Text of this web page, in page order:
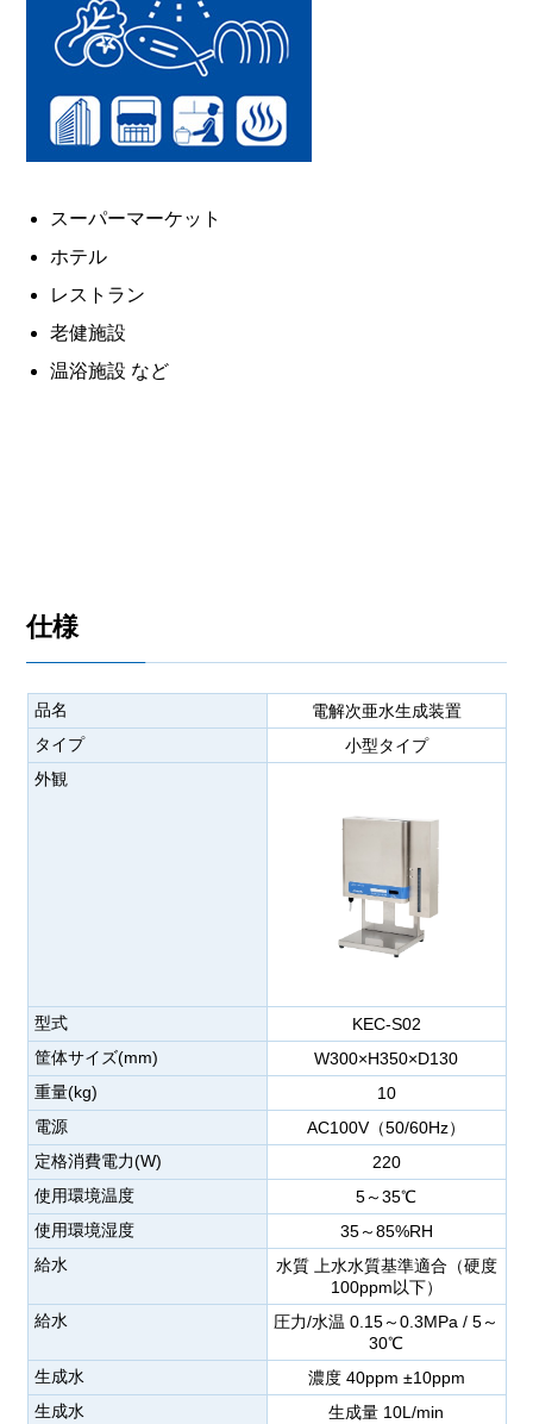
スーパーマーケット
ホテル
レストラン
老健施設
温浴施設 など
仕様
品名
電解次亜水生成装置
タイプ
小型タイプ
外観
型式
KEC-S02
筐体サイズ(mm)
W300×H350×D130
重量(kg)
10
電源
AC100V（50/60Hz）
定格消費電力(W)
220
使用環境温度
5～35℃
使用環境湿度
35～85%RH
給水
水質 上水水質基準適合（硬度
100ppm以下）
給水
圧力/水温 0.15～0.3MPa / 5～
30℃
生成水
濃度 40ppm ±10ppm
生成水
生成量 10L/min